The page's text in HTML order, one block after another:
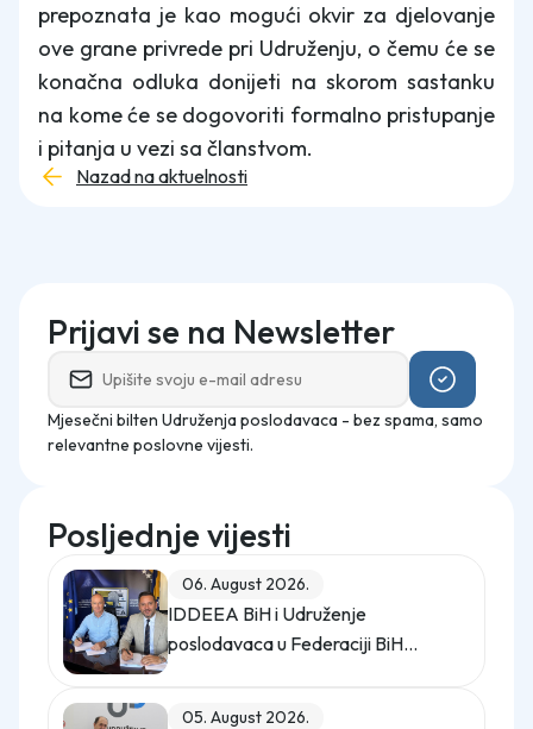
prepoznata je kao mogući okvir za djelovanje
ove grane privrede pri Udruženju, o čemu će se
konačna odluka donijeti na skorom sastanku
na kome će se dogovoriti formalno pristupanje
i pitanja u vezi sa članstvom.
Nazad na aktuelnosti
Prijavi se na Newsletter
Mjesečni bilten Udruženja poslodavaca - bez spama, samo
relevantne poslovne vijesti.
Posljednje vijesti
06. August 2026.
IDDEEA BiH i Udruženje
poslodavaca u Federaciji BiH
05. August 2026.